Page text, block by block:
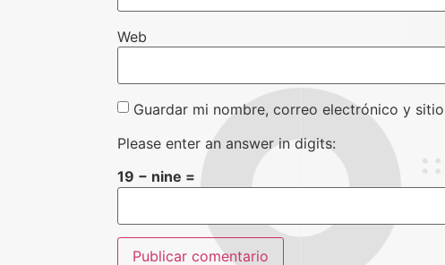
Web
Guardar mi nombre, correo electrónico y
Please enter an answer in digits:
19 − nine =